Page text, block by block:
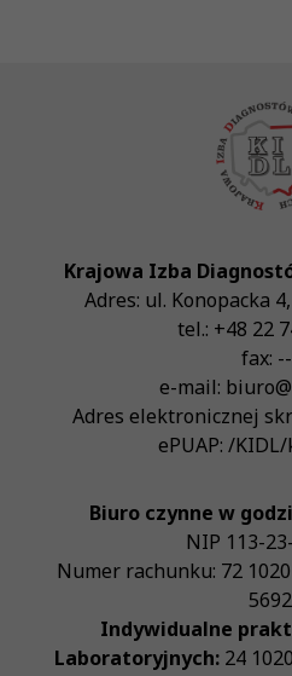
Krajowa Izba
Adres: ul. Konopacka 4,
tel.: +48 22
fax:
e-mail:
Adres elektronicznej
ePUAP: /KIDL/
Biuro czynne w
NIP 113-
Numer rachunku: 72
5692
Indywidualne
Laboratoryjnych:24